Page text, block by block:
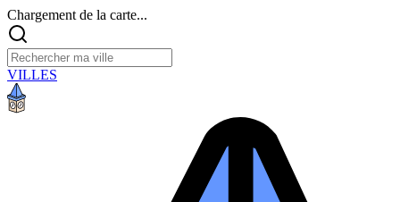
Chargement de la carte...
VILLES